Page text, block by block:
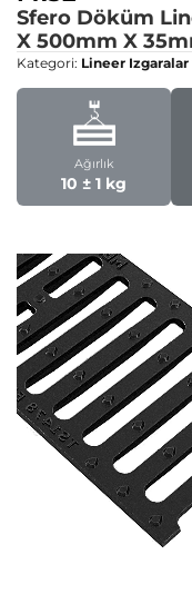
Sfero Döküm
X 500mm X
Kategori: Lineer Izgaralar
Ağırlık
10 ± 1 kg